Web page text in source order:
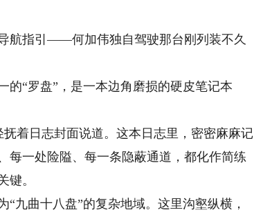
指引——何加伟独自驾驶那台刚列装不久
“罗盘”，是一本边角磨损的硬皮笔记本
着日志封面说道。这本日志里，密密麻麻记
一处险隘、每一条隐蔽通道，都化作简练
键。
曲十八盘”的复杂地域。这里沟壑纵横，